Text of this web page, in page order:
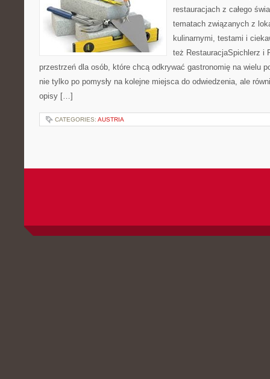
restauracjach z całego
tematach związanych z
kulinarnymi, testami i
też RestauracjaSpichlerz i
przestrzeń dla osób, które chcą odkrywać gastronomię na wielu
nie tylko po pomysły na kolejne miejsca do odwiedzenia, ale
opisy […]
CATEGORIES: AUSTRIA